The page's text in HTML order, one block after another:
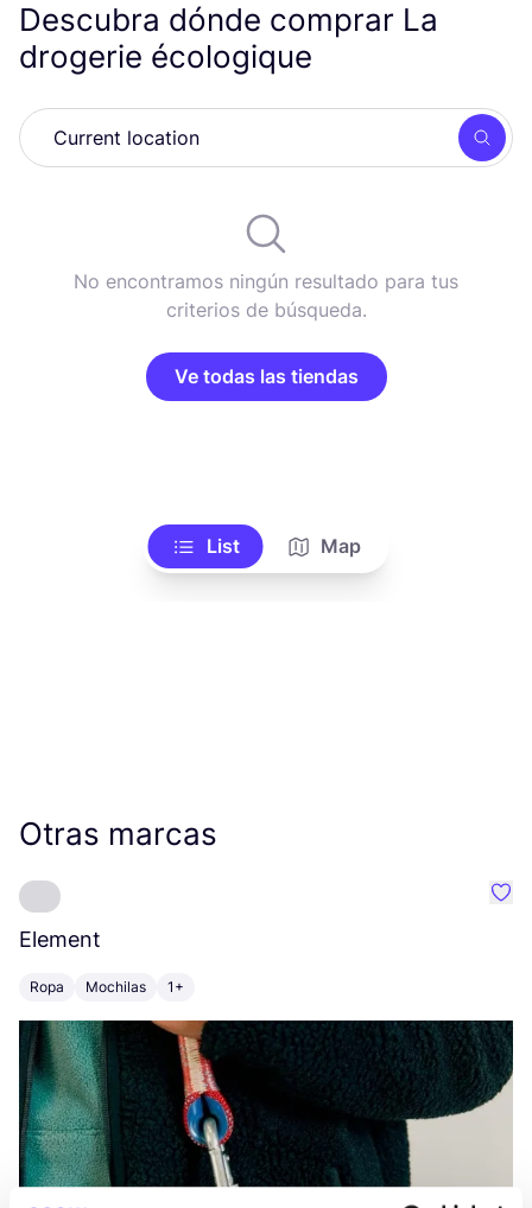
Descubra dónde comprar La
drogerie écologique
No encontramos ningún resultado para tus
criterios de búsqueda.
Ve todas las tiendas
List Map
Otras marcas
Element
Ropa Mochilas 1+